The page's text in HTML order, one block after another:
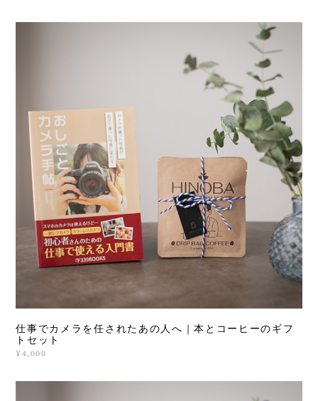
仕事でカメラを任されたあの人へ｜本とコーヒーのギフ
トセット
¥4,000